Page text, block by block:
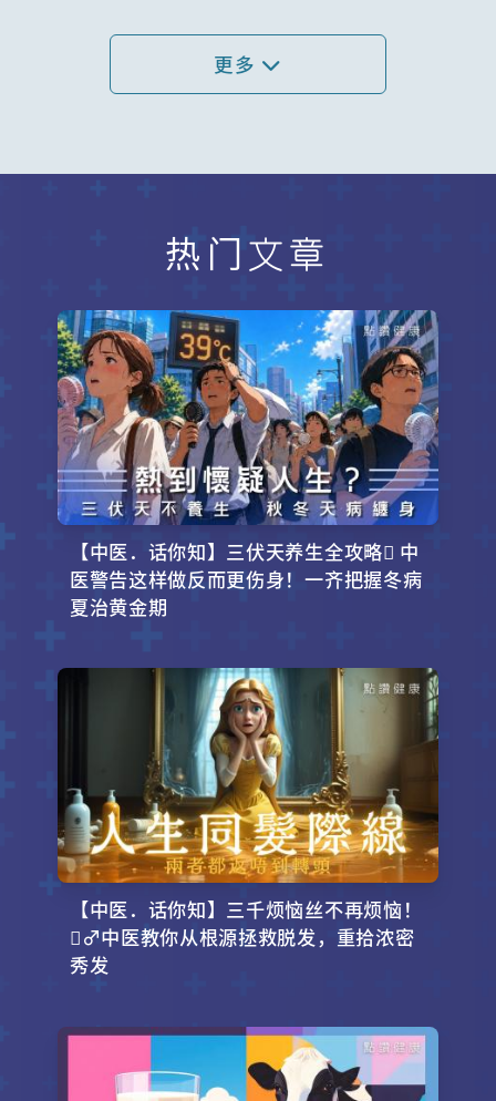
更多
热门文章
【中医．话你知】三伏天养生全攻略 中
医警告这样做反而更伤身！一齐把握冬病
夏治黄金期
【中医．话你知】三千烦恼丝不再烦恼！
‍♂️中医教你从根源拯救脱发，重拾浓密
秀发